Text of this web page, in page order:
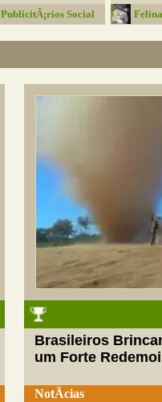
PublicitÃ¡rios Social
Brasileiros
um Forte
NotÃ­cias